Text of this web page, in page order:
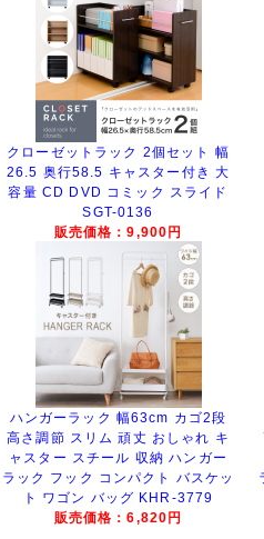
クローゼットラック 2個セット 幅
26.5 奥行58.5 キャスター付き 大
容量 CD DVD コミック スライド
SGT-0136
販売価格：9,900円
ハンガーラック 幅63cm カゴ2段
高さ調節 スリム 頑丈 おしゃれ キ
ャスター スチール 収納 ハンガー
ラック フック コンパクト バスケッ
ト ワゴン バッグ KHR-3779
販売価格：6,820円